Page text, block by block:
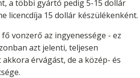
a többi gyártó pedig 5-15 dollár
licencdíja 15 dollár készülékenként.
vonzerő az ingyenessége - ez
azt jelenti, teljesen
érvágást, de a közép- és